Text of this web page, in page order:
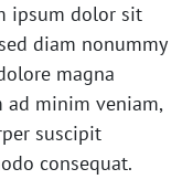
ipsum dolor sit
diam nonummy
magna
minim veniam,
suscipit
consequat.